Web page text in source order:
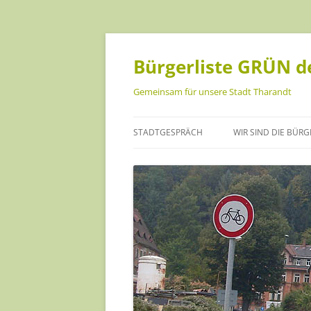
Bürgerliste GRÜN
Gemeinsam für unsere Stadt Tharandt
STADTGESPRÄCH WIR SIND DIE
CHRISTOPH
DANIEL BECKER
HANNA GEIST
INA SCHREINER
JANA FÖRSTER-